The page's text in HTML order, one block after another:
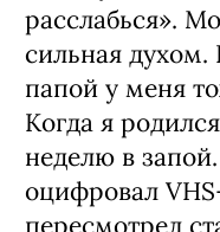
расслабься».
сильная
папой у меня
Когда я
неделю в
оцифровал